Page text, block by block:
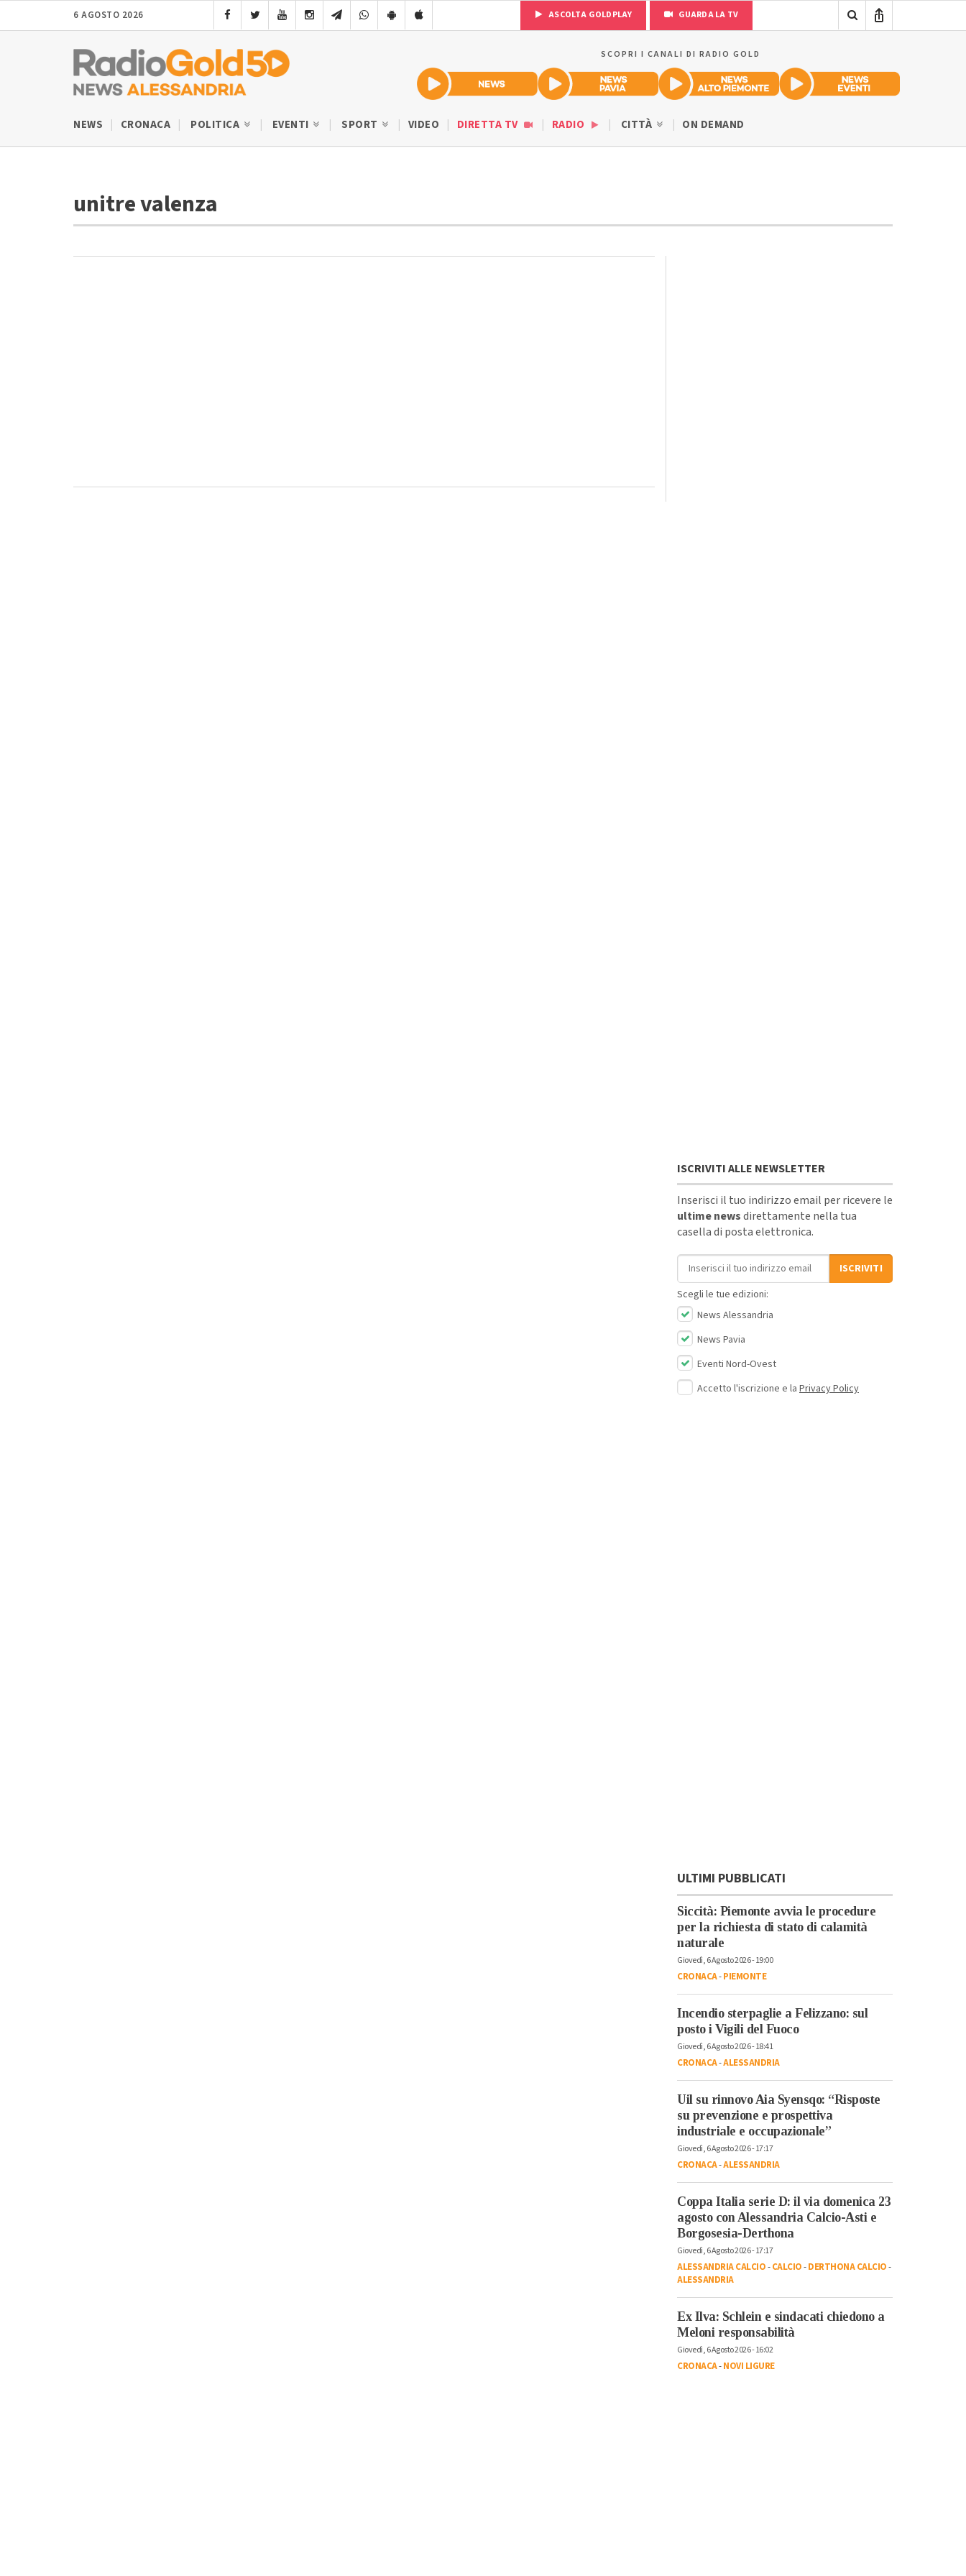
6 AGOSTO 2026 ASCOLTA GOLDPLAY GUARDA LA TV
SCOPRI I CANALI DI RADIO GOLD
NEWS CRONACA POLITICA EVENTI SPORT VIDEO DIRETTA TV RADIO CITTÀ ON DEMAND
unitre valenza
ISCRIVITI ALLE NEWSLETTER
Inserisci il tuo indirizzo email per ricevere le
ultime newsdirettamente nella tua
casella di posta elettronica.
Indirizzo email
ISCRIVITI
Scegli le tue edizioni:
News Alessandria
News Pavia
Eventi Nord-Ovest
Accetto l'iscrizione e la Privacy Policy
ULTIMI PUBBLICATI
Siccità: Piemonte avvia le procedure
per la richiesta di stato di calamità
naturale
Giovedì, 6 Agosto 2026 - 19:00
CRONACA-PIEMONTE
Incendio sterpaglie a Felizzano: sul
posto i Vigili del Fuoco
Giovedì, 6 Agosto 2026 - 18:41
CRONACA-ALESSANDRIA
Uil su rinnovo Aia Syensqo: “Risposte
su prevenzione e prospettiva
industriale e occupazionale”
Giovedì, 6 Agosto 2026 - 17:17
CRONACA-ALESSANDRIA
Coppa Italia serie D: il via domenica 23
agosto con Alessandria Calcio-Asti e
Borgosesia-Derthona
Giovedì, 6 Agosto 2026 - 17:17
ALESSANDRIA CALCIO-CALCIO-DERTHONA CALCIO-
ALESSANDRIA
Ex Ilva: Schlein e sindacati chiedono a
Meloni responsabilità
Giovedì, 6 Agosto 2026 - 16:02
CRONACA-NOVI LIGURE